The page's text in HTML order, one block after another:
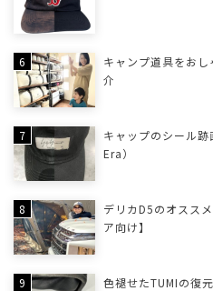
キャンプ道具をお
介
キャップのシール
Era）
デリカD5のオスス
ア向け】
色褪せたTUMIの復